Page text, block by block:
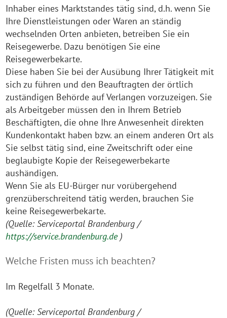
Inhaber eines Marktstandes tätig sind, d.h. wenn Sie
Ihre Dienstleistungen oder Waren an ständig
wechselnden Orten anbieten, betreiben Sie ein
Reisegewerbe. Dazu benötigen Sie eine
Reisegewerbekarte.
Diese haben Sie bei der Ausübung Ihrer Tätigkeit mit
sich zu führen und den Beauftragten der örtlich
zuständigen Behörde auf Verlangen vorzuzeigen. Sie
als Arbeitgeber müssen den in Ihrem Betrieb
Beschäftigten, die ohne Ihre Anwesenheit direkten
Kundenkontakt haben bzw. an einem anderen Ort als
Sie selbst tätig sind, eine Zweitschrift oder eine
beglaubigte Kopie der Reisegewerbekarte
aushändigen.
Wenn Sie als EU-Bürger nur vorübergehend
grenzüberschreitend tätig werden, brauchen Sie
keine Reisegewerbekarte.
(Quelle: Serviceportal Brandenburg /
https://service.brandenburg.de)
Welche Fristen muss ich beachten?
Im Regelfall 3 Monate.
(Quelle: Serviceportal Brandenburg /